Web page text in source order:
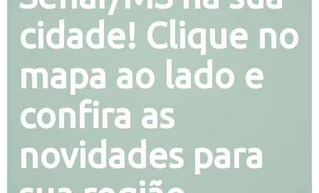
cidade! Clique no
mapa ao lado e
confira as
novidades para